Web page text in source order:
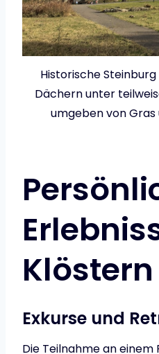
Historische
Dächern unter
umgeben von Gras
Klöstern
Exkurse und
Die Teilnahme an